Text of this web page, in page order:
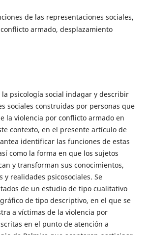
de las representaciones sociales,
armado, desplazamiento
psicología social indagar y describir
sociales construidas por personas que
la violencia por conflicto armado en
contexto, en el presente artículo de
identificar las funciones de estas
como la forma en que los sujetos
y transforman sus conocimientos,
y realidades psicosociales. Se
de un estudio de tipo cualitativo
de tipo descriptivo, en el que se
a víctimas de la violencia por
en el punto de atención a